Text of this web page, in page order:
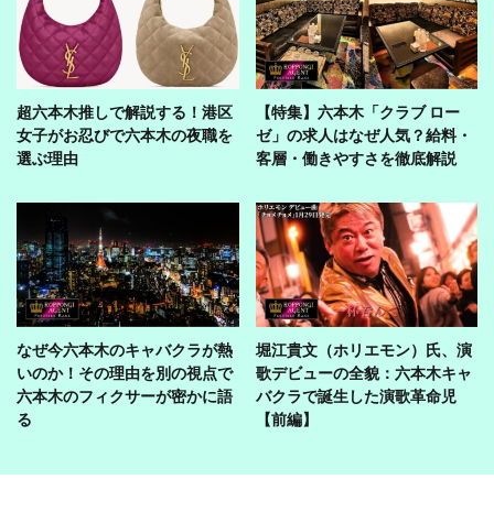
超六本木推しで解説する！港区
女子がお忍びで六本木の夜職を
選ぶ理由
【特集】六本木「クラブ ロー
ゼ」の求人はなぜ人気？給料・
客層・働きやすさを徹底解説
なぜ今六本木のキャバクラが熱
いのか！その理由を別の視点で
六本木のフィクサーが密かに語
る
堀江貴文（ホリエモン）氏、演
歌デビューの全貌：六本木キャ
バクラで誕生した演歌革命児
【前編】